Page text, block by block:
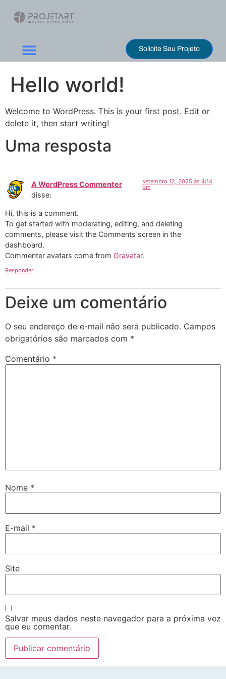
Solicite Seu Projeto
Hello world!
Welcome to WordPress. This is your first post. Edit or
delete it, then start writing!
Uma resposta
A WordPress Commenter
disse:
setembro 12, 2025 às 4:14
pm
Hi, this is a comment.
To get started with moderating, editing, and deleting
comments, please visit the Comments screen in the
dashboard.
Commenter avatars come from Gravatar.
Responder
Deixe um comentário
O seu endereço de e-mail não será publicado. Campos
obrigatórios são marcados com *
Comentário *
Nome *
E-mail *
Site
Salvar meus dados neste navegador para a próxima vez
que eu comentar.